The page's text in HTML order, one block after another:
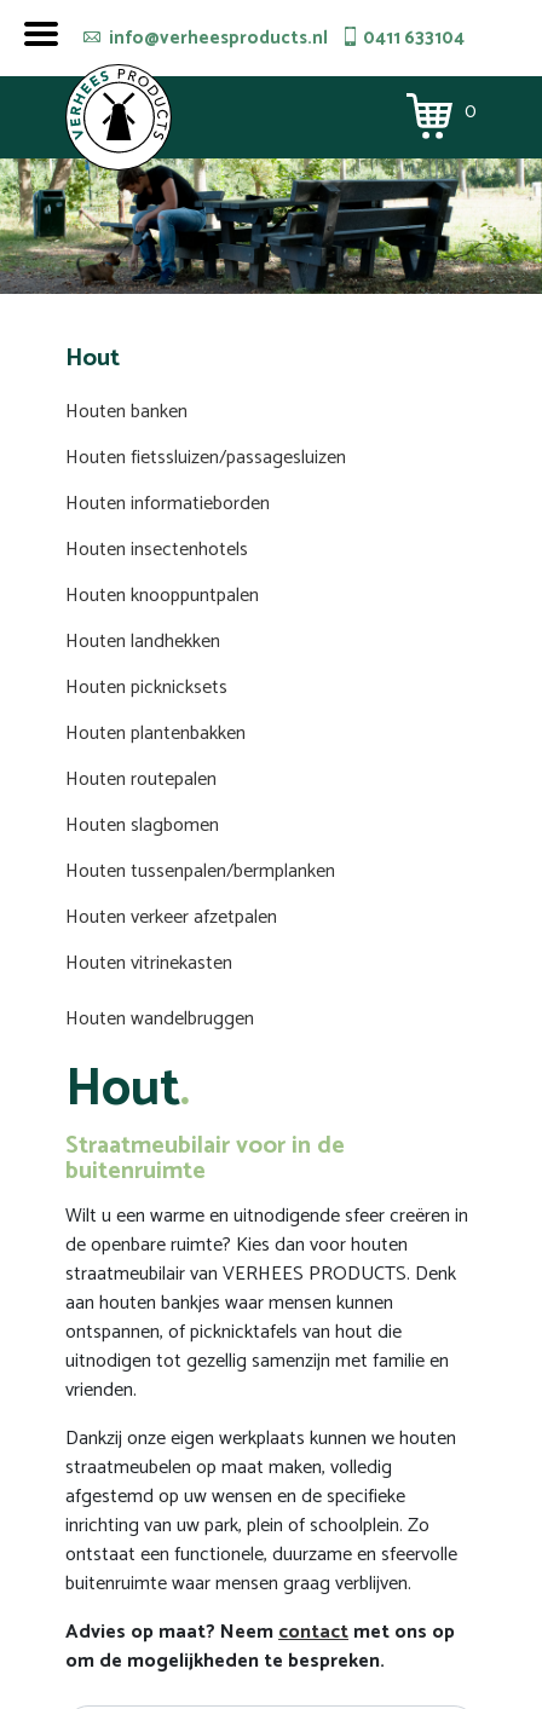
info@verheesproducts.nl 0411 633104
0
Hout
Houten banken
Houten fietssluizen/passagesluizen
Houten informatieborden
Houten insectenhotels
Houten knooppuntpalen
Houten landhekken
Houten picknicksets
Houten plantenbakken
Houten routepalen
Houten slagbomen
Houten tussenpalen/bermplanken
Houten verkeer afzetpalen
Houten vitrinekasten
Houten wandelbruggen
Hout
Straatmeubilair voor in de
buitenruimte
Wilt u een warme en uitnodigende sfeer creëren in
de openbare ruimte? Kies dan voor houten
straatmeubilair vanVERHEES PRODUCTS. Denk
aan houten bankjes waar mensen kunnen
ontspannen, of picknicktafels van hout die
uitnodigen tot gezellig samenzijn met familie en
vrienden.
Dankzij onze eigen werkplaats kunnen we houten
straatmeubelen op maat maken, volledig
afgestemd op uw wensen en de specifieke
inrichting van uw park, plein of schoolplein. Zo
ontstaat een functionele, duurzame en sfeervolle
buitenruimte waar mensen graag verblijven.
Advies op maat? Neemcontactmet ons op
om de mogelijkheden te bespreken.